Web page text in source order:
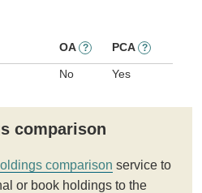
OA ? PCA ?
No Yes
comparison
comparison service to
or book holdings to the